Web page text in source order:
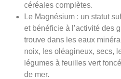
céréales complètes.
Le Magnésium : un statut
et bénéficie à l’activité des
trouve dans les eaux
noix, les oléagineux, secs,
légumes à feuilles vert
de mer.